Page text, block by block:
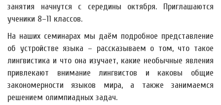
занятия начнутся с середины октября. Приглашаются
ученики 8–11 классов.
На наших семинарах мы даём подробное представление
об устройстве языка – рассказываем о том, что такое
лингвистика и что она изучает, какие необычные явления
привлекают внимание лингвистов и каковы общие
закономерности языков мира, а также занимаемся
решением олимпиадных задач.